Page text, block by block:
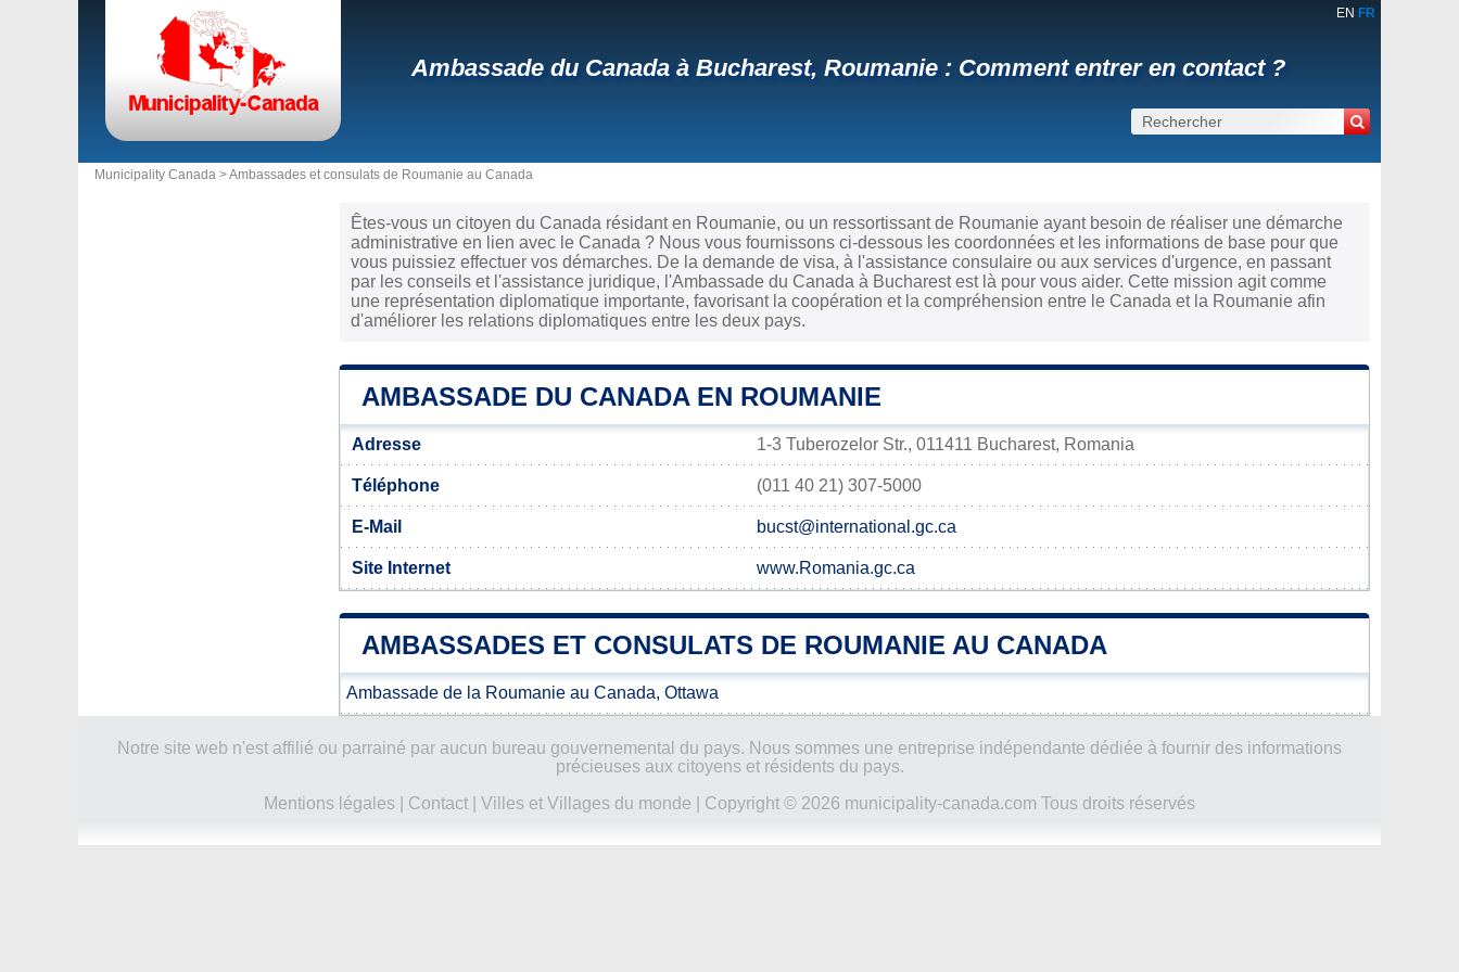
EN FR
Ambassade du Canada à Bucharest, Roumanie : Comment entrer en contact ?
Municipality Canada >Ambassades et consulats de Roumanie au Canada
Êtes-vous un citoyen du Canada résidant en Roumanie, ou un ressortissant de Roumanie ayant besoin de réaliser une démarche
administrative en lien avec le Canada ? Nous vous fournissons ci-dessous les coordonnées et les informations de base pour que
vous puissiez effectuer vos démarches. De la demande de visa, à l'assistance consulaire ou aux services d'urgence, en passant
par les conseils et l'assistance juridique, l'Ambassade du Canada à Bucharest est là pour vous aider. Cette mission agit comme
une représentation diplomatique importante, favorisant la coopération et la compréhension entre le Canada et la Roumanie afin
d'améliorer les relations diplomatiques entre les deux pays.
AMBASSADE DU CANADA EN ROUMANIE
Adresse 1-3 Tuberozelor Str., 011411 Bucharest, Romania
Téléphone (011 40 21) 307-5000
E-Mail bucst@international.gc.ca
Site Internet www.Romania.gc.ca
AMBASSADES ET CONSULATS DE ROUMANIE AU CANADA
Ambassade de la Roumanie au Canada, Ottawa
Notre site web n'est affilié ou parrainé par aucun bureau gouvernemental du pays. Nous sommes une entreprise indépendante dédiée à fournir des informations
précieuses aux citoyens et résidents du pays.
Mentions légales
Contact Villes et Villages du monde | Copyright © 2026 municipality-canada.com Tous droits réservés